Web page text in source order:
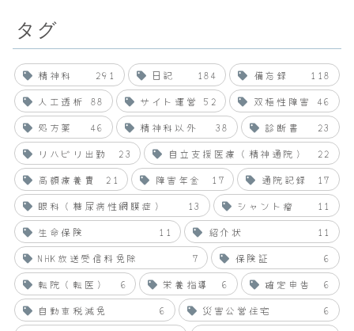
タグ
精神科 291 日記 184 備忘録
118
人工透析
88 サイト運営 52 双極性障害
46
処方薬
46 精神科以外 38 診断書
23
リハビリ出勤
23 自立支援医療（精神通院）
22
高額療養費
21 障害年金 17 通院記録
17
眼科（糖尿病性網膜症）
13 シャント瘤
11
生命保険
11 紹介状
11
NHK放送受信料免除
7 保険証
6
転院（転医）
6 栄養指導 6 確定申告
6
自動車税減免
6 災害公営住宅
6